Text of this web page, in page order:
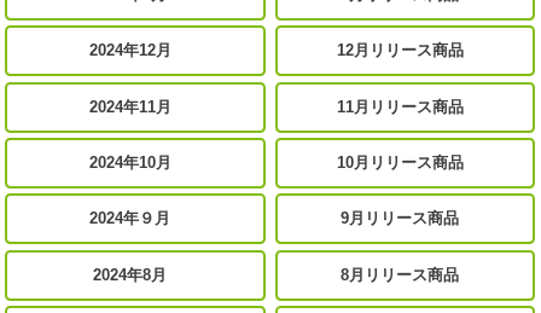
2024年12月 12月リリース商品
2024年11月 11月リリース商品
2024年10月 10月リリース商品
2024年９月 9月リリース商品
2024年8月 8月リリース商品